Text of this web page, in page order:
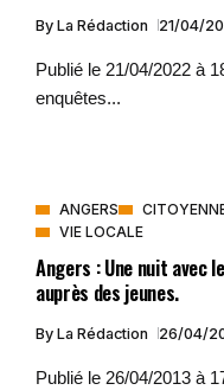
By La Rédaction 21/04/
Publié le 21/04/2022 à
enquêtes...
ANGERS
VIE LOCALE
Angers : Une nuit avec
auprès des jeunes.
By La Rédaction 26/04/
Publié le 26/04/2013 à